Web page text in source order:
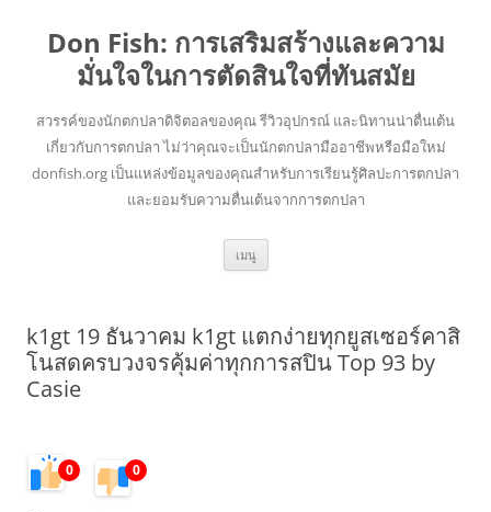
Don Fish: การเสริมสร้างและความ
มั่นใจในการตัดสินใจที่ทันสมัย
สวรรค์ของนักตกปลาดิจิตอลของคุณ รีวิวอุปกรณ์ และนิทานน่าตื่นเต้น
เกี่ยวกับการตกปลา ไม่ว่าคุณจะเป็นนักตกปลามืออาชีพหรือมือใหม่
donfish.org เป็นแหล่งข้อมูลของคุณสำหรับการเรียนรู้ศิลปะการตกปลา
และยอมรับความตื่นเต้นจากการตกปลา
เมนู ข้าม
ยัง
k1gt 19 ธันวาคม k1gt แตกง่ายทุกยูสเซอร์คาสิ
โนสดครบวงจรคุ้มค่าทุกการสปิน Top 93 by
Casie
0 0